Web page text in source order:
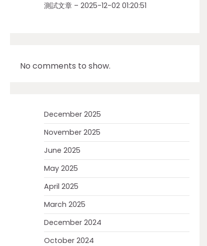
測試文章 – 2025-12-02 01:20:51
No comments to show.
December 2025
November 2025
June 2025
May 2025
April 2025
March 2025
December 2024
October 2024